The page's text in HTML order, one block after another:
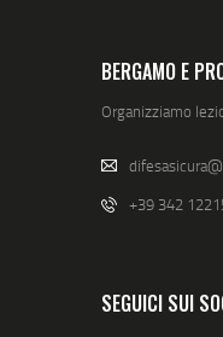
BERGAMO E
Organizziamo
+39 342
SEGUICI SUI